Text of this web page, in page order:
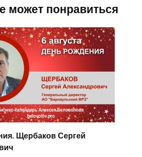
может понравиться
Щербаков Сергей